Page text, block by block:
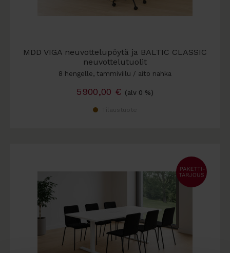
MDD VIGA neuvottelupöytä ja BALTIC CLASSIC
neuvottelutuolit
8 hengelle, tammiviilu / aito nahka
5900,00 € (alv 0 %)